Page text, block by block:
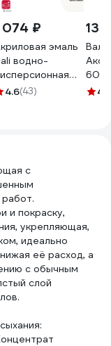
074 ₽
эмаль
водно-
окон и дверей
4.6(43)
60
4.8
с
и покраску,
укрепляющая,
идеально
её расход, а
с обычным
слой